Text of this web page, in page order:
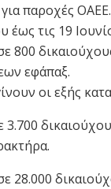
παροχές ΟΑΕΕ.
έως τις 19
800
εφάπαξ.
οι εξής
3.700
28.000